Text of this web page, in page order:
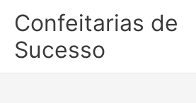
para
conteúdo
Confeitarias de
Sucesso